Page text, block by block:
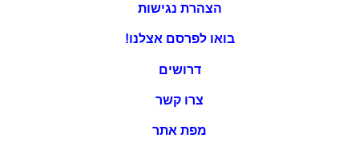
הצהרת נגישות
בואו לפרסם אצלנו!
דרושים
צרו קשר
מפת אתר